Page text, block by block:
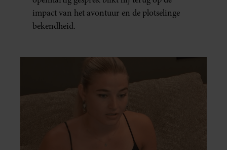
impact van het avontuur en de plotselinge
bekendheid.